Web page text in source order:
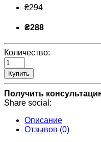
₴294
₴288
Количество:
Купить
Получить
Share social:
Описание
Отзывов (0)